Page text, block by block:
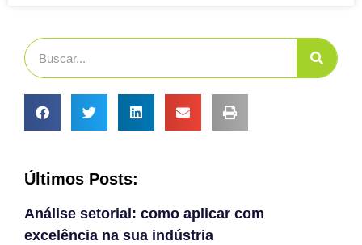
Últimos Posts:
Análise setorial: como aplicar com
excelência na sua indústria